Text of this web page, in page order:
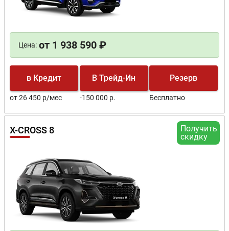
Цена: от 1 938 590 ₽
в Кредит
от 26 450 р/мес
В Трейд-Ин
-150 000 р.
Резерв
Бесплатно
Получить
скидку
X-CROSS 8